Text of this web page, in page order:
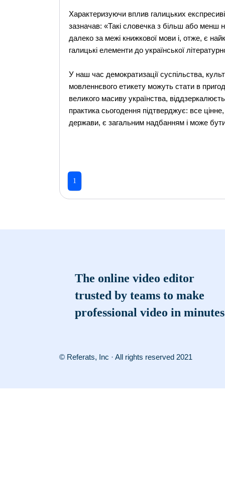
Характеризуючи вплив галицьких
зазначав: «Такі словечка з більш або менш
далеко за межі книжкової мови і, отже, є
галицькі елементи до української
У наш час демократизації суспільства,
мовленнєвого етикету можуть стати в
великого масиву українства,
практика сьогодення підтверджує: все
держави, є загальним надбанням і може
1
The online video editor
trusted by teams to make
professional video in minutes
© Referats, Inc · All rights reserved 2021